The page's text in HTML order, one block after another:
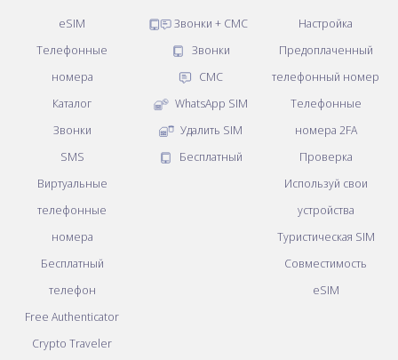
eSIM
Телефонные
номера
Каталог
Звонки
SMS
Виртуальные
телефонные
номера
Бесплатный
телефон
Free Authenticator
Crypto Traveler
Звонки + СМС
Звонки
СМС
WhatsApp SIM
Удалить SIM
Бесплатный
Настройка
Предоплаченный
телефонный номер
Телефонные
номера 2FA
Проверка
Используй свои
устройства
Туристическая SIM
Совместимость
eSIM